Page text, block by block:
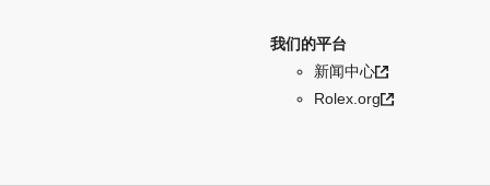
我们的平台
新闻中心
Rolex.org